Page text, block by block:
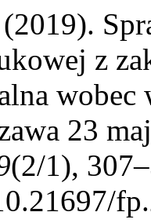
z
23
(2/1),